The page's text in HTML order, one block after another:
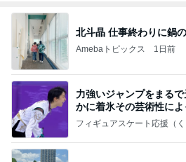
北斗晶 仕事終わりに鍋
Amebaトピックス 1日前
力強いジャンプをまる
かに着氷その芸術性に
なす
フィギュアスケート応援（く